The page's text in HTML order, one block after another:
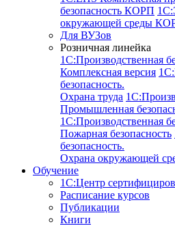
безопасность КОРП
окружающей среды
Для ВУЗов
Розничная линейка
1C:Производственная
Комплексная версия
безопасность.
Охрана труда
Промышленная
1C:Производственная
Пожарная безопасность
безопасность.
Охрана окружающей
Обучение
1C:Центр
Расписание курсов
Публикации
Книги